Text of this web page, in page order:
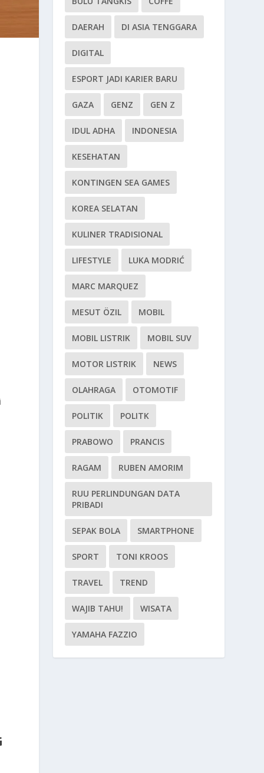
DAERAH DI ASIA TENGGARA
DIGITAL
ESPORT JADI KARIER BARU
GAZA GENZ GEN Z
IDUL ADHA INDONESIA
KESEHATAN
KONTINGEN SEA GAMES
KOREA SELATAN
KULINER TRADISIONAL
LIFESTYLE LUKA MODRIĆ
MARC MARQUEZ
MESUT ÖZIL MOBIL
MOBIL LISTRIK MOBIL SUV
MOTOR LISTRIK NEWS
OLAHRAGA OTOMOTIF
POLITIK POLITK
PRABOWO PRANCIS
RAGAM RUBEN AMORIM
RUU PERLINDUNGAN DATA
PRIBADI
SEPAK BOLA SMARTPHONE
SPORT TONI KROOS
TRAVEL TREND
WAJIB TAHU! WISATA
YAMAHA FAZZIO